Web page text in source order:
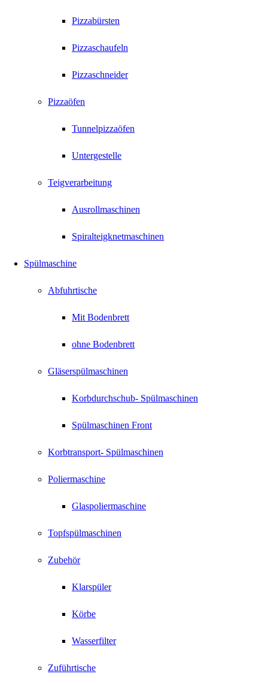
Pizzabürsten
Pizzaschaufeln
Pizzaschneider
Pizzaöfen
Tunnelpizzaöfen
Untergestelle
Teigverarbeitung
Ausrollmaschinen
Spiralteigknetmaschinen
Spülmaschine
Abfuhrtische
Mit Bodenbrett
ohne Bodenbrett
Gläserspülmaschinen
Korbdurchschub- Spülmaschinen
Spülmaschinen Front
Korbtransport- Spülmaschinen
Poliermaschine
Glaspoliermaschine
Topfspülmaschinen
Zubehör
Klarspüler
Körbe
Wasserfilter
Zuführtische